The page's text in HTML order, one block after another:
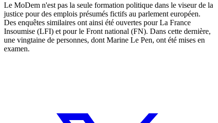
Le MoDem n'est pas la seule formation politique dans le viseur de la
justice pour des emplois présumés fictifs au parlement européen.
Des enquêtes similaires ont ainsi été ouvertes pour La France
Insoumise (LFI) et pour le Front national (FN). Dans cette dernière,
une vingtaine de personnes, dont Marine Le Pen, ont été mises en
examen.